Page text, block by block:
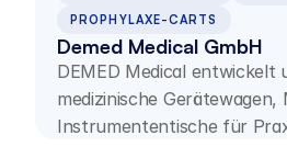
PROPHYLAXE-CARTS
Demed Medical GmbH
DEMED Medical entwickelt
medizinische Gerätewagen,
Instrumententische für